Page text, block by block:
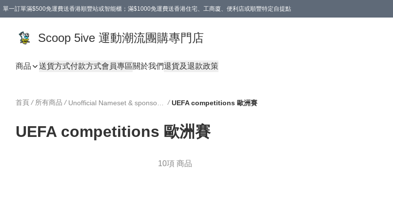
單一訂單滿$500免運費送香港順豐站或智能櫃；滿$1000免運費送香港住宅、工商廈、便利店或順豐特定自提點
Scoop 5ive 運動潮流團購專門店
商品 送貨方式付款方式會員專區關於我們退貨及退款政策
首頁 / 所有商品 / / UEFA competitions 歐洲賽
UEFA competitions 歐洲賽
10項 商品